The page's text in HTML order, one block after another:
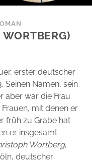
erster deutscher
Seinen Namen, sein
aber war die Frau
mit denen er
früh zu Grabe hat
er insgesamt
Wortberg,
deutscher